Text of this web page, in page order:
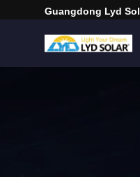
Guangdong Lyd